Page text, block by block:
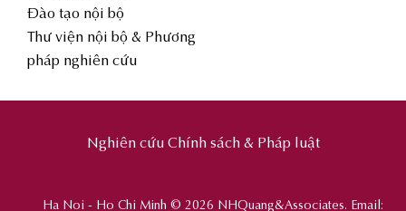
Đào tạo nội bộ
Thư viện nội bộ & Phương
pháp nghiên cứu
Nghiên cứu Chính sách & Pháp luật
Ha Noi - Ho Chi Minh © 2026 NHQuang&Associates. Email: